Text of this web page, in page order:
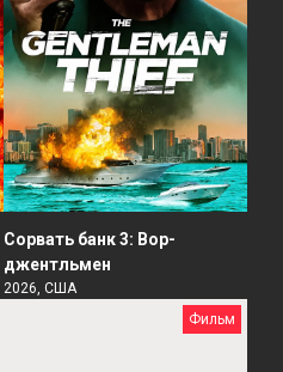
Сорвать банк 3: Вор-
джентльмен
2026, США
Фильм